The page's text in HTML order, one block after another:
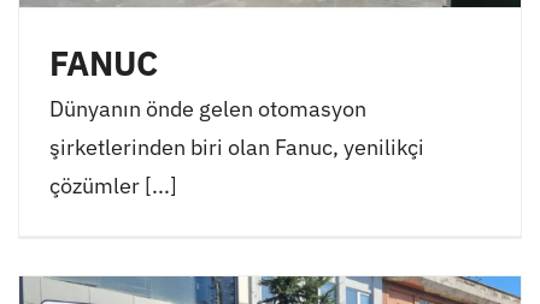
FANUC
Dünyanın önde gelen otomasyon
şirketlerinden biri olan Fanuc, yenilikçi
çözümler [...]